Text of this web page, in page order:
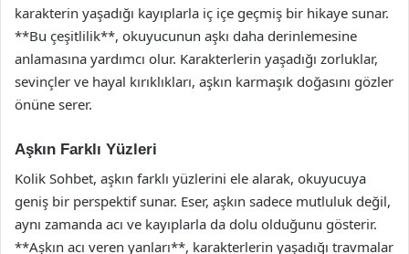
karakterin yaşadığı kayıplarla iç içe geçmiş bir hikaye sunar.
**Bu çeşitlilik**, okuyucunun aşkı daha derinlemesine
anlamasına yardımcı olur. Karakterlerin yaşadığı zorluklar,
sevinçler ve hayal kırıklıkları, aşkın karmaşık doğasını gözler
önüne serer.
Aşkın Farklı Yüzleri
Kolik Sohbet, aşkın farklı yüzlerini ele alarak, okuyucuya
geniş bir perspektif sunar. Eser, aşkın sadece mutluluk değil,
aynı zamanda acı ve kayıplarla da dolu olduğunu gösterir.
**Aşkın acı veren yanları**, karakterlerin yaşadığı travmalar